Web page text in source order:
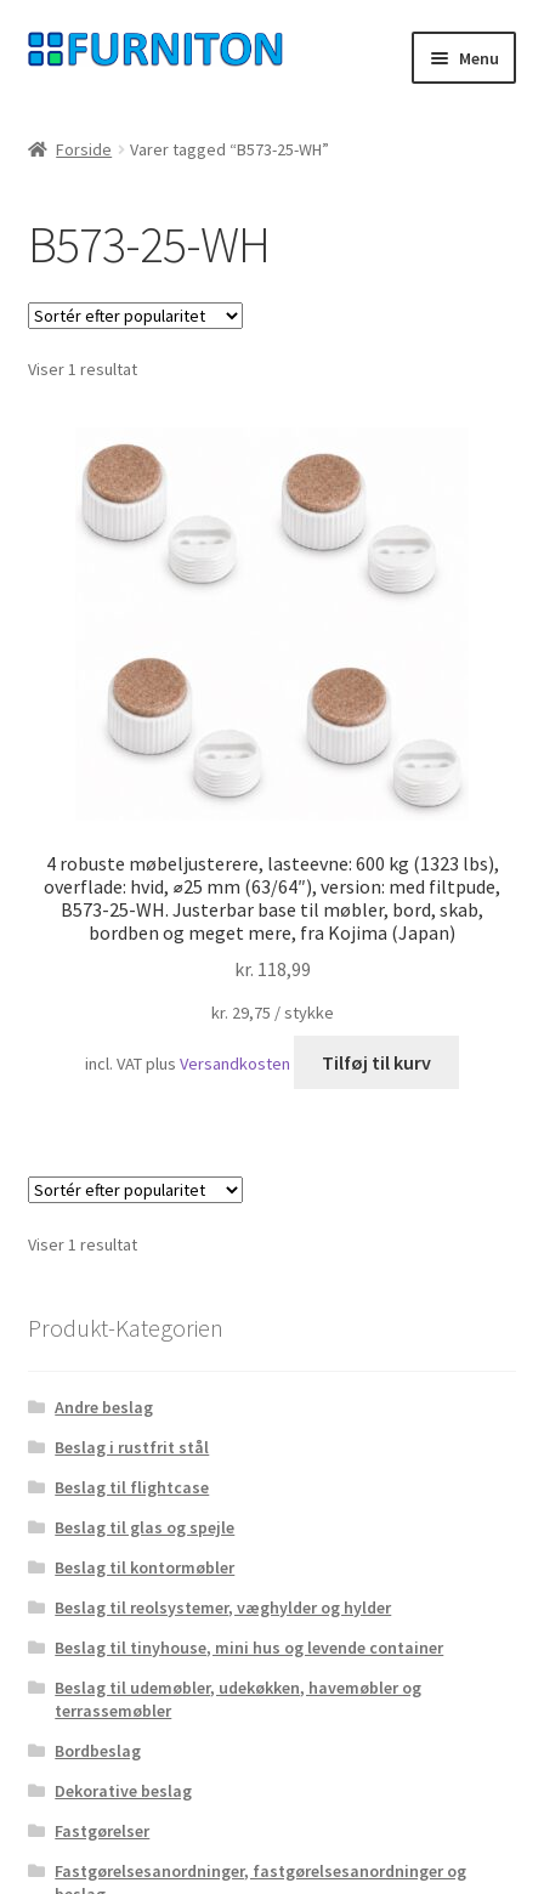
Spring
til
Spring
til
Menu
privatliv
fortrydelsesret
Kontakt
Betingelser
Forside Varer tagged “B573-25-WH”
B573-25-WH
Viser 1 resultat
4 robuste møbeljusterere, lasteevne: 600 kg (1323 lbs),
overflade: hvid, ⌀25 mm (63/64″), version: med filtpude,
B573-25-WH. Justerbar base til møbler, bord, skab,
bordben og meget mere, fra Kojima (Japan)
kr. 118,99
kr. 29,75 /stykke
incl. VATplusVersandkosten Tilføj til kurv
Viser 1 resultat
Produkt-Kategorien
Andre beslag
Beslag i rustfrit stål
Beslag til flightcase
Beslag til glas og spejle
Beslag til kontormøbler
Beslag til reolsystemer, væghylder og hylder
Beslag til tinyhouse, mini hus og levende container
Beslag til udemøbler, udekøkken, havemøbler og
terrassemøbler
Bordbeslag
Dekorative beslag
Fastgørelser
Fastgørelsesanordninger, fastgørelsesanordninger og